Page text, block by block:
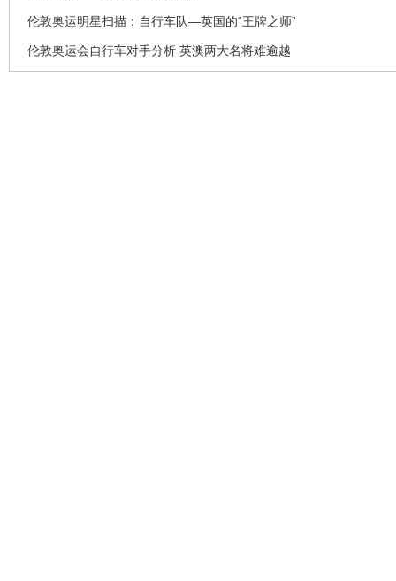
伦敦奥运明星扫描：自行车队―英国的“王牌之师”
伦敦奥运会自行车对手分析 英澳两大名将难逾越